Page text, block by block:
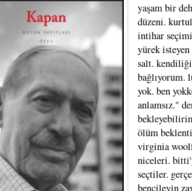
yaşam bir
düzeni.
intihar
yürek
salt.
bağlıyorum.
yok. ben
anlamsız."
ölüm
virginia
niceleri.
seçtiler.
bencileyin